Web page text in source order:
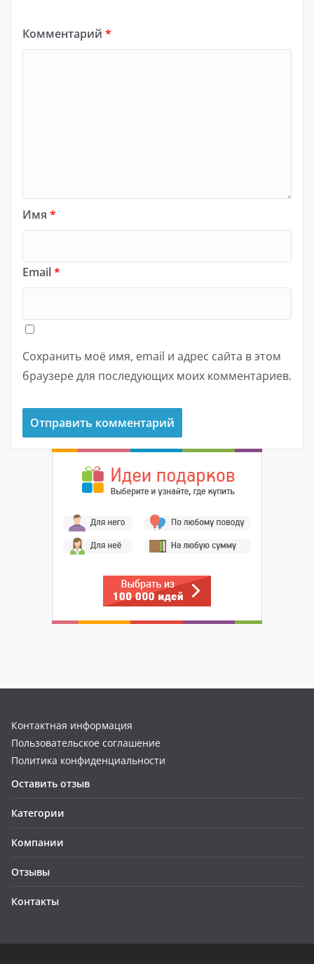
Комментарий *
Имя *
Email*
Сохранить моё имя, email и адрес сайта в этом
браузере для последующих моих комментариев.
Контактная информация
Пользовательское соглашение
Политика конфиденциальности
Оставить отзыв
Категории
Компании
Отзывы
Контакты